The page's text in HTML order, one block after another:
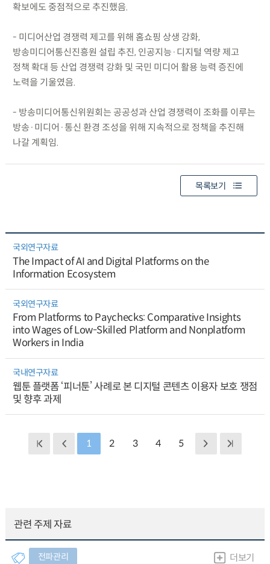
확보에도 중점적으로 추진했음.
- 미디어산업 경쟁력 제고를 위해 홈쇼핑 상생 강화,
방송미디어통신진흥원 설립 추진, 인공지능·디지털 역량 제고
정책 확대 등 산업 경쟁력 강화 및 국민 미디어 활용 능력 증진에
노력을 기울였음.
- 방송미디어통신위원회는 공공성과 산업 경쟁력이 조화를 이루는
방송·미디어·통신 환경 조성을 위해 지속적으로 정책을 추진해
나갈 계획임.
목록보기
국외연구자료
The Impact of AI and Digital Platforms on the
Information Ecosystem
국외연구자료
From Platforms to Paychecks: Comparative Insights
into Wages of Low-Skilled Platform and Nonplatform
Workers in India
국내연구자료
웹툰 플랫폼 ‘피너툰’ 사례로 본 디지털 콘텐츠 이용자 보호 쟁점
및 향후 과제
1 2 3 4 5
관련 주제 자료
전파관리 더보기